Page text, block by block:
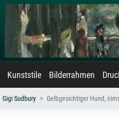
Kunststile Bilderrahmen
Gigi Sudbury Gelbgesichtiger Hund,